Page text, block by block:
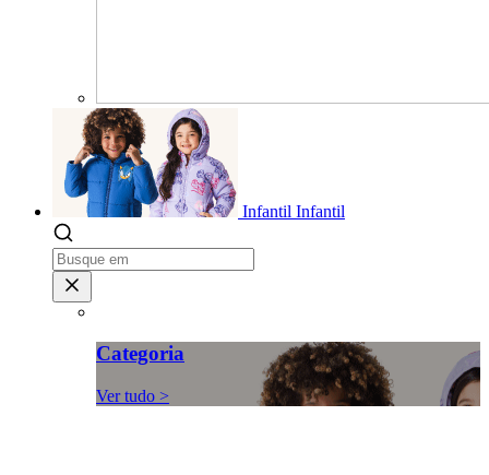
Infantil Infantil
Categoria
Ver tudo >